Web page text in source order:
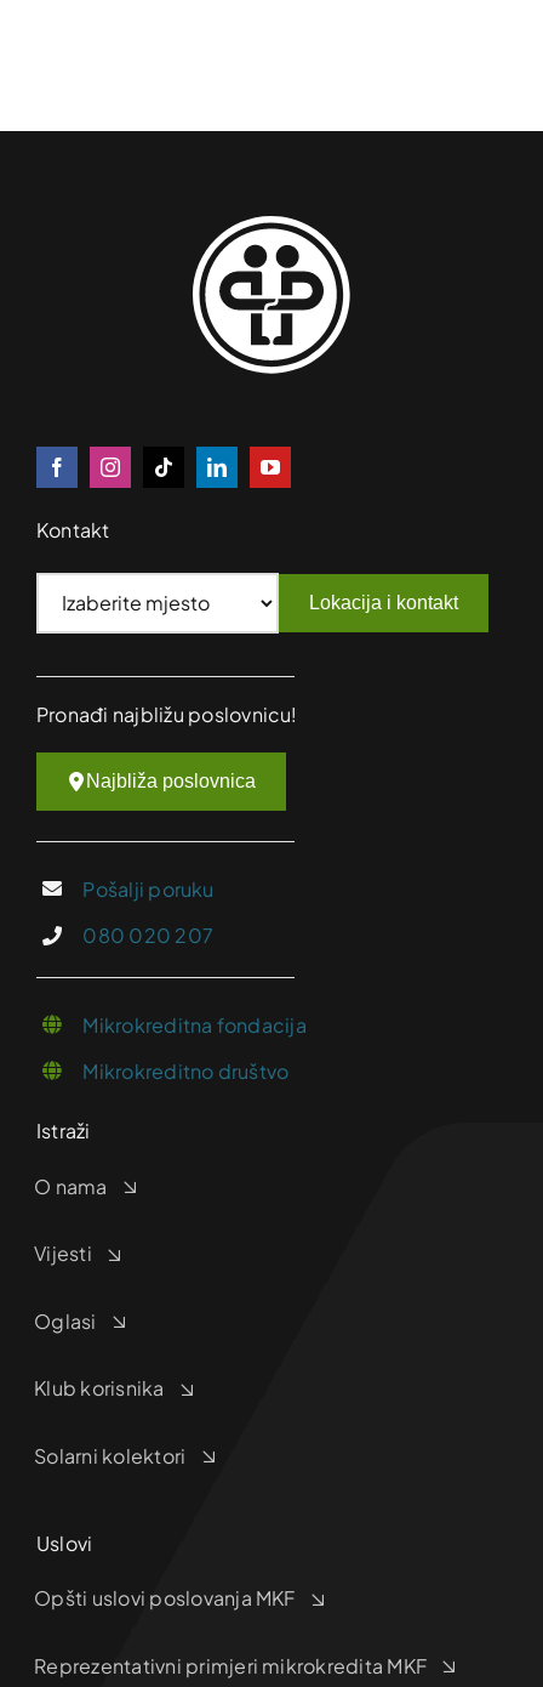
Kontakt
Lokacija i kontakt
Pronađi najbližu poslovnicu!
Najbliža poslovnica
Pošalji poruku
080 020 207
Mikrokreditna fondacija
Mikrokreditno društvo
Istraži
O nama
Vijesti
Oglasi
Klub korisnika
Solarni kolektori
Uslovi
Opšti uslovi poslovanja MKF
Reprezentativni primjeri mikrokredita MKF